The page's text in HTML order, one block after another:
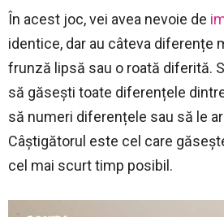
În acest joc, vei avea nevoie de
identice, dar au câteva diferențe
frunză lipsă sau o roată diferită.
să găsești toate diferențele
să numeri diferențele sau să le
Câștigătorul este cel care
cel mai scurt timp posibil.